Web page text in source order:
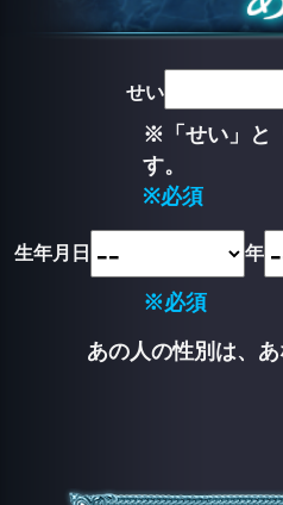
せい
※「せい」と
す。
※必須
生年月日 年
※必須
あの人の性別は、